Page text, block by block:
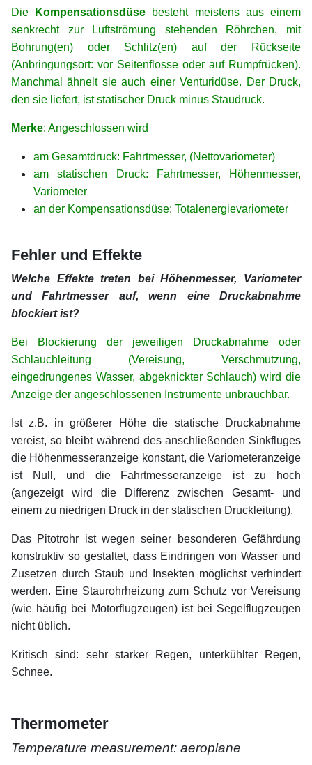
Die Kompensationsdüse besteht meistens aus einem
senkrecht zur Luftströmung stehenden Röhrchen, mit
Bohrung(en) oder Schlitz(en) auf der Rückseite
(Anbringungsort: vor Seitenflosse oder auf Rumpfrücken).
Manchmal ähnelt sie auch einer Venturidüse. Der Druck,
den sie liefert, ist statischer Druck minus Staudruck.
Merke: Angeschlossen wird
am Gesamtdruck: Fahrtmesser, (Nettovariometer)
am statischen Druck: Fahrtmesser, Höhenmesser,
Variometer
an der Kompensationsdüse: Totalenergievariometer
Fehler und Effekte
Welche Effekte treten bei Höhenmesser, Variometer
und Fahrtmesser auf, wenn eine Druckabnahme
blockiert ist?
Bei Blockierung der jeweiligen Druckabnahme oder
Schlauchleitung (Vereisung, Verschmutzung,
eingedrungenes Wasser, abgeknickter Schlauch) wird die
Anzeige der angeschlossenen Instrumente unbrauchbar.
Ist z.B. in größerer Höhe die statische Druckabnahme
vereist, so bleibt während des anschließenden Sinkfluges
die Höhenmesseranzeige konstant, die Variometeranzeige
ist Null, und die Fahrtmesseranzeige ist zu hoch
(angezeigt wird die Differenz zwischen Gesamt- und
einem zu niedrigen Druck in der statischen Druckleitung).
Das Pitotrohr ist wegen seiner besonderen Gefährdung
konstruktiv so gestaltet, dass Eindringen von Wasser und
Zusetzen durch Staub und Insekten möglichst verhindert
werden. Eine Staurohrheizung zum Schutz vor Vereisung
(wie häufig bei Motorflugzeugen) ist bei Segelflugzeugen
nicht üblich.
Kritisch sind: sehr starker Regen, unterkühlter Regen,
Schnee.
Thermometer
Temperature measurement: aeroplane